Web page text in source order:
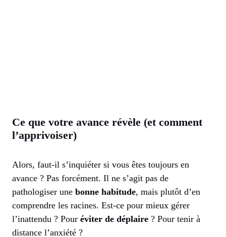
Ce que votre avance révèle (et comment
l’apprivoiser)
Alors, faut-il s’inquiéter si vous êtes toujours en
avance ? Pas forcément. Il ne s’agit pas de
pathologiser une bonne habitude, mais plutôt d’en
comprendre les racines. Est-ce pour mieux gérer
l’inattendu ? Pour éviter de déplaire ? Pour tenir à
distance l’anxiété ?